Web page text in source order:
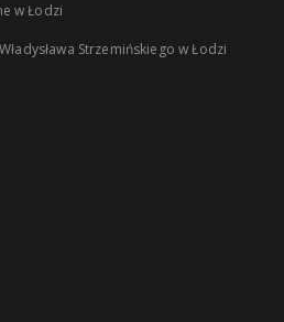
w Łodzi
Strzemińskiego w Łodzi